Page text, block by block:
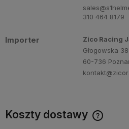
310 464 8179
Importer
Zico Racing
Głogowska 38
60-736
Koszty dostawy